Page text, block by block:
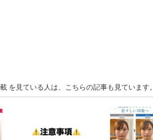
を見ている人は、こちらの記事も見ています。